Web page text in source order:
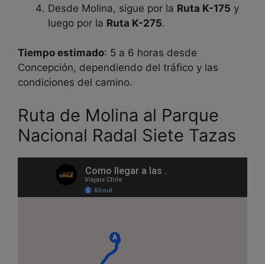
Desde Molina, sigue por la Ruta K-175 y
luego por la Ruta K-275.
Tiempo estimado: 5 a 6 horas desde
Concepción, dependiendo del tráfico y las
condiciones del camino.
Ruta de Molina al Parque
Nacional Radal Siete Tazas